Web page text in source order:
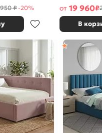
₽-20% от 19 960₽
В